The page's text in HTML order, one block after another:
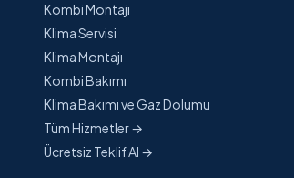
Kombi Montajı
Klima Servisi
Klima Montajı
Kombi Bakımı
Klima Bakımı ve Gaz Dolumu
Tüm Hizmetler →
Ücretsiz Teklif Al →